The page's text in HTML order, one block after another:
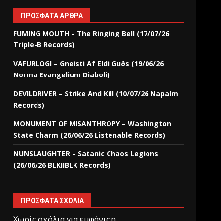
ΠΡΌΣΦΑΤΑ ΆΡΘΡΑ
FUMING MOUTH – The Ringing Bell (17/07/26
Triple-B Records)
VAFURLOGI – Gneisti Af Eldi Guðs (19/06/26
Norma Evangelium Diaboli)
DEVILDRIVER – Strike And Kill (10/07/26 Napalm
Records)
MONUMENT OF MISANTHROPY – Washington
State Charm (26/06/26 Listenable Records)
NUNSLAUGHTER – Satanic Chaos Legions
(26/06/26 BLKIIBLK Records)
ΠΡΌΣΦΑΤΑ ΣΧΌΛΙΑ